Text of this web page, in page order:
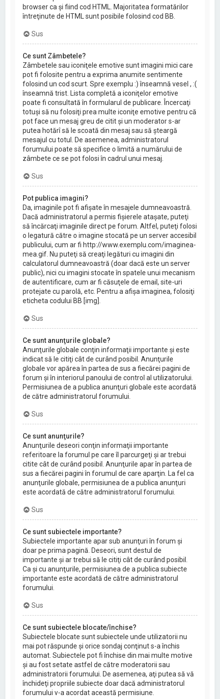
browser ca şi fiind cod HTML. Majoritatea formatărilor
întreţinute de HTML sunt posibile folosind cod BB.
Sus
Ce sunt Zâmbetele?
Zâmbetele sau iconiţele emotive sunt imagini mici care
pot fi folosite pentru a exprima anumite sentimente
folosind un cod scurt. Spre exemplu :) înseamnă vesel , :(
înseamnă trist. Lista completă a iconiţelor emotive
poate fi consultată în formularul de publicare. Încercaţi
totuşi să nu folosiţi prea multe iconiţe emotive pentru că
pot face un mesaj greu de citit şi un moderator s-ar
putea hotărî să le scoată din mesaj sau să şteargă
mesajul cu totul. De asemenea, administratorul
forumului poate să specifice o limită a numărului de
zâmbete ce se pot folosi în cadrul unui mesaj.
Sus
Pot publica imagini?
Da, imaginile pot fi afişate în mesajele dumneavoastră.
Dacă administratorul a permis fişierele ataşate, puteţi
să încărcaţi imaginile direct pe forum. Altfel, puteţi folosi
o legatură către o imagine stocată pe un server accesibil
publicului, cum ar fi http://www.exemplu.com/imaginea-
mea.gif. Nu puteţi să creaţi legături cu imagini din
calculatorul dumneavoastră (doar dacă este un server
public), nici cu imagini stocate în spatele unui mecanism
de autentificare, cum ar fi căsuţele de email, site-uri
protejate cu parolă, etc. Pentru a afişa imaginea, folosiţi
eticheta codului BB [img].
Sus
Ce sunt anunţurile globale?
Anunţurile globale conţin informaţii importante şi este
indicat să le citiţi cât de curând posibil. Anunţurile
globale vor apărea în partea de sus a fiecărei pagini de
forum şi în interiorul panoului de control al utilizatorului.
Permisiunea de a publica anunţuri globale este acordată
de către administratorul forumului.
Sus
Ce sunt anunţurile?
Anunţurile deseori conţin informaţii importante
referitoare la forumul pe care îl parcurgeţi şi ar trebui
citite cât de curând posibil. Anunţurile apar în partea de
sus a fiecărei pagini în forumul de care aparţin. La fel ca
anunţurile globale, permisiunea de a publica anunţuri
este acordată de către administratorul forumului.
Sus
Ce sunt subiectele importante?
Subiectele importante apar sub anunţuri în forum şi
doar pe prima pagină. Deseori, sunt destul de
importante şi ar trebui să le citiţi cât de curând posibil.
Ca şi cu anunţurile, permisiunea de a publica subiecte
importante este acordată de către administratorul
forumului.
Sus
Ce sunt subiectele blocate/închise?
Subiectele blocate sunt subiectele unde utilizatorii nu
mai pot răspunde şi orice sondaj conţinut s-a închis
automat. Subiectele pot fi închise din mai multe motive
şi au fost setate astfel de către moderatorii sau
administratorii forumului. De asemenea, aţi putea să vă
închideţi propriile subiecte doar dacă administratorul
forumului v-a acordat această permisiune.